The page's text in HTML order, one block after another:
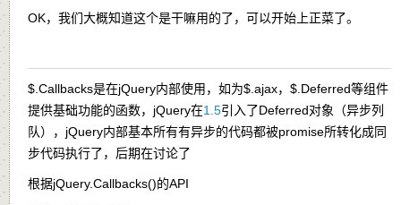
OK，我们大概知道这个是干嘛用的了，可以开始上正菜了。
$.Callbacks是在jQuery内部使用，如为$.ajax，$.Deferred等组件
提供基础功能的函数，jQuery在1.5引入了Deferred对象（异步列
队），jQuery内部基本所有有异步的代码都被promise所转化成同
步代码执行了，后期在讨论了
根据jQuery.Callbacks()的API